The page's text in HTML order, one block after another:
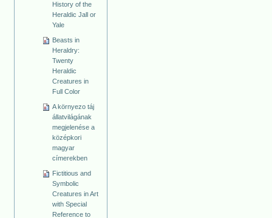
History of the
Heraldic Jall or
Yale
Beasts in
Heraldry:
Twenty
Heraldic
Creatures in
Full Color
A környezo táj
állatvilágának
megjelenése a
középkori
magyar
címerekben
Fictitious and
Symbolic
Creatures in Art
with Special
Reference to